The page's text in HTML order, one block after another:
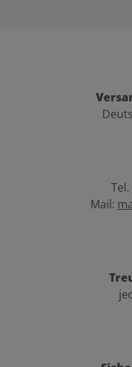
Tel.
Mail: